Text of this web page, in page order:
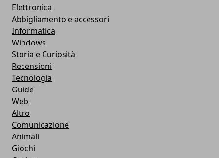
Elettronica
Abbigliamento e accessori
Informatica
Windows
Storia e Curiosità
Recensioni
Tecnologia
Guide
Web
Altro
Comunicazione
Animali
Giochi